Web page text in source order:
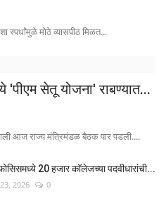
स्पर्धांमुळे मोठे व्यासपीठ मिळत...
'पीएम सेतू योजना' राबण्यात...
आज राज्य मंत्रिमंडळ बैठक पार पडली....
20 हजार कॉलेजच्या पदवीधारांची...
2026 0